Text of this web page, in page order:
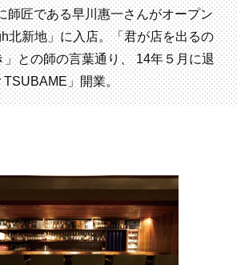
師匠である早川惠一さんがオープン
北新地」に入店。「君が店を出るの
」との師の言葉通り、 14年５月に退
TSUBAME」開業。